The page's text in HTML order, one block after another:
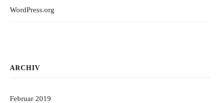
WordPress.org
ARCHIV
Februar 2019